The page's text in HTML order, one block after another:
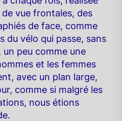
vue frontales, des
de face, comme
du vélo qui passe, sans
un peu comme une
et les femmes
avec un plan large,
comme si malgré les
nous étions